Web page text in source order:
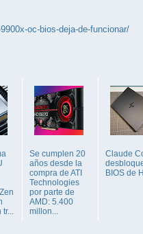
oc-bios-deja-de-funcionar/
Se cumplen 20
años desde la
compra de ATI
Technologies
por parte de
AMD: 5.400
millon...
Claude
BIOS de